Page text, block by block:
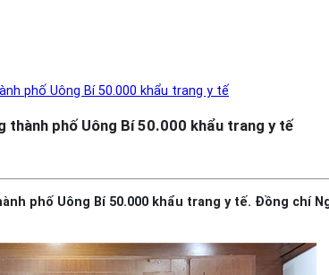
phố Uông Bí 50.000 khẩu trang y tế
thành phố Uông Bí 50.000 khẩu trang y tế
phố Uông Bí 50.000 khẩu trang y tế. Đồng chí